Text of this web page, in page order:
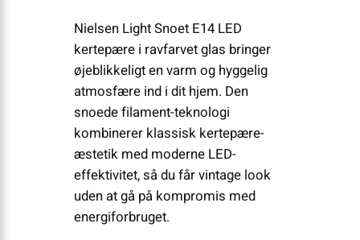
Nielsen Light Snoet E14 LED
kertepære i ravfarvet glas bringer
øjeblikkeligt en varm og hyggelig
atmosfære ind i dit hjem. Den
snoede filament-teknologi
kombinerer klassisk kertepære-
æstetik med moderne LED-
effektivitet, så du får vintage look
uden at gå på kompromis med
energiforbruget.